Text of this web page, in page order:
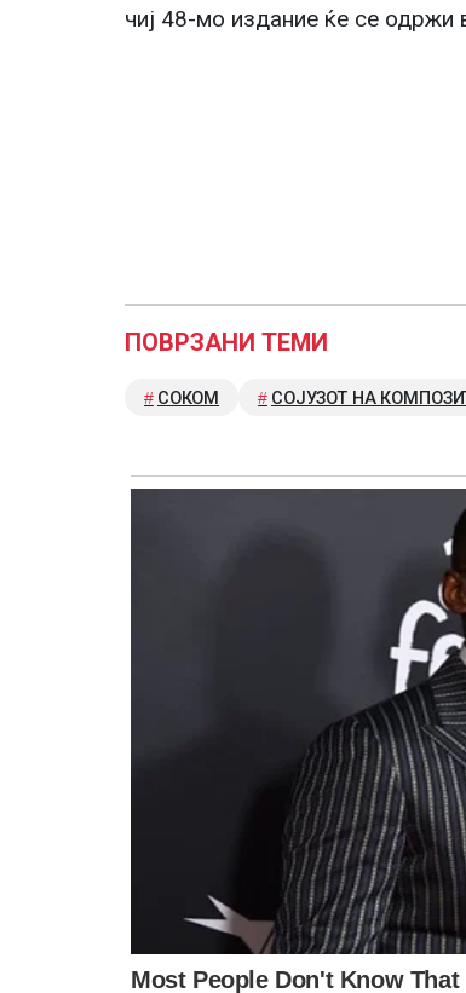
чиј 48-мо издание ќе се одржи
ПОВРЗАНИ ТЕМИ
СОКОМ СОЈУЗОТ НА